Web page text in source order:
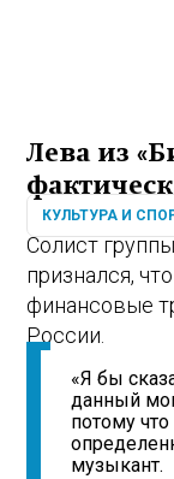
Лева из
КУЛЬТУРА И
Солист
признался,
финансовые
России.
«Я бы
данный
потому
музыкант.